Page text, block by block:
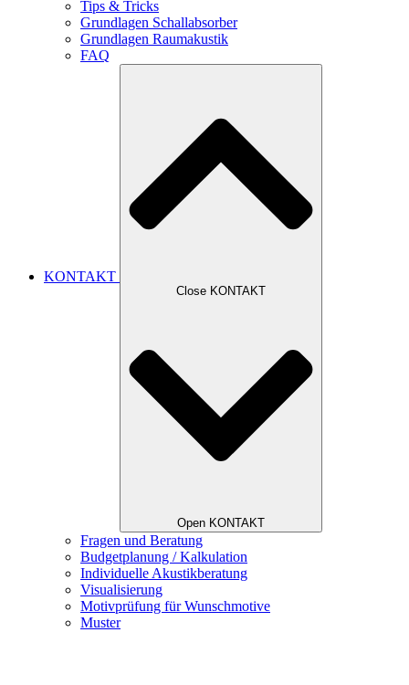
Tips & Tricks
Grundlagen Schallabsorber
Grundlagen Raumakustik
FAQ
KONTAKT
Close KONTAKT
Open KONTAKT
Fragen und Beratung
Budgetplanung / Kalkulation
Individuelle Akustikberatung
Visualisierung
Motivprüfung für Wunschmotive
Muster